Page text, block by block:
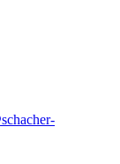
schacher-